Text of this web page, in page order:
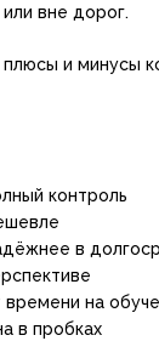
вне дорог.
и минусы
контроль
в
на
в пробках